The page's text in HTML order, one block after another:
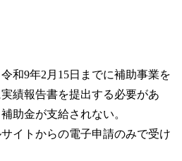
和9年2月15日までに補助事業を
績報告書を提出する必要があ
助金が支給されない。
イトからの電子申請のみで受け